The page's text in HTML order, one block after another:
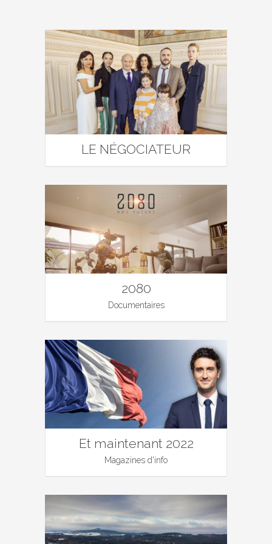
LE NÉGOCIATEUR
2080
Documentaires
Et maintenant 2022
Magazines d'info